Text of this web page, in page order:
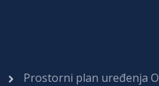
Prostorni plan uređenja